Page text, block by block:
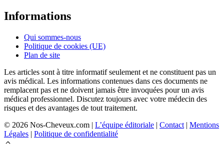
Informations
Qui sommes-nous
Politique de cookies (UE)
Plan de site
Les articles sont à titre informatif seulement et ne constituent pas un
avis médical. Les informations contenues dans ces documents ne
remplacent pas et ne doivent jamais être invoquées pour un avis
médical professionnel. Discutez toujours avec votre médecin des
risques et des avantages de tout traitement.
© 2026 Nos-Cheveux.com | L’équipe éditoriale | Contact | Mentions
Légales | Politique de confidentialité